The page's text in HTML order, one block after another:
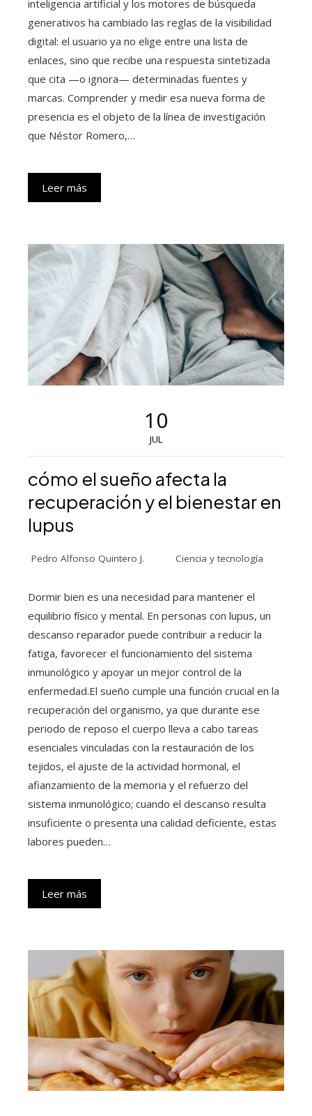
inteligencia artificial y los motores de búsqueda
generativos ha cambiado las reglas de la visibilidad
digital: el usuario ya no elige entre una lista de
enlaces, sino que recibe una respuesta sintetizada
que cita —o ignora— determinadas fuentes y
marcas. Comprender y medir esa nueva forma de
presencia es el objeto de la línea de investigación
que Néstor Romero,…
Leer más
10
JUL
cómo el sueño afecta la
recuperación y el bienestar en
lupus
Pedro Alfonso Quintero J. Ciencia y tecnología
Dormir bien es una necesidad para mantener el
equilibrio físico y mental. En personas con lupus, un
descanso reparador puede contribuir a reducir la
fatiga, favorecer el funcionamiento del sistema
inmunológico y apoyar un mejor control de la
enfermedad.El sueño cumple una función crucial en la
recuperación del organismo, ya que durante ese
periodo de reposo el cuerpo lleva a cabo tareas
esenciales vinculadas con la restauración de los
tejidos, el ajuste de la actividad hormonal, el
afianzamiento de la memoria y el refuerzo del
sistema inmunológico; cuando el descanso resulta
insuficiente o presenta una calidad deficiente, estas
labores pueden…
Leer más